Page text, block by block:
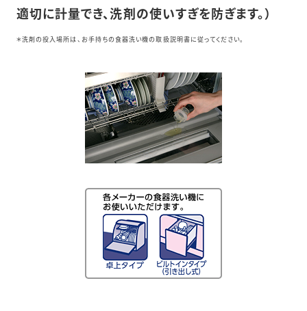
適切に計量でき、洗剤の使いすぎを防ぎます。）
＊洗剤の投入場所は、お手持ちの食器洗い機の取扱説明書に従ってください。